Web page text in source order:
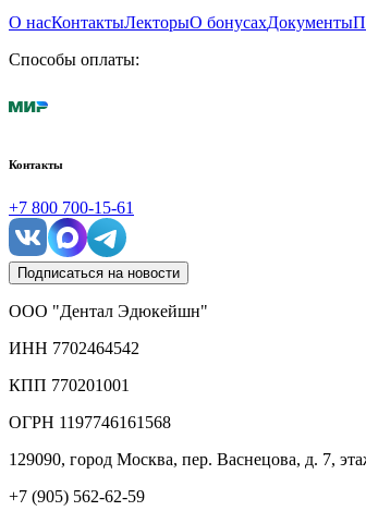
О насКонтактыЛекторыО бонусахДокументы
Способы оплаты:
Контакты
+7 800 700-15-61
Подписаться на новости
ООО "Дентал Эдюкейшн"
ИНН 7702464542
КПП 770201001
ОГРН 1197746161568
129090, город Москва, пер. Васнецова, д. 7,
+7 (905) 562-62-59